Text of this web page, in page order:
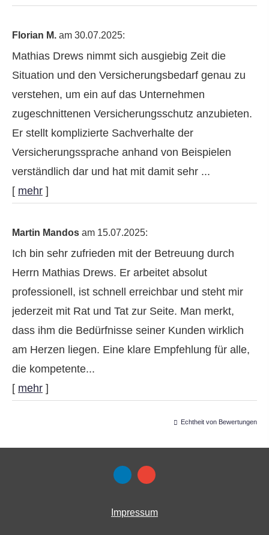
Florian M. am 30.07.2025:
Mathias Drews nimmt sich ausgiebig Zeit die
Situation und den Versicherungsbedarf genau zu
verstehen, um ein auf das Unternehmen
zugeschnittenen Versicherungsschutz anzubieten.
Er stellt komplizierte Sachverhalte der
Versicherungssprache anhand von Beispielen
verständlich dar und hat mit damit sehr ...
[ mehr ]
Martin Mandos am 15.07.2025:
Ich bin sehr zufrieden mit der Betreuung durch
Herrn Mathias Drews. Er arbeitet absolut
professionell, ist schnell erreichbar und steht mir
jederzeit mit Rat und Tat zur Seite. Man merkt,
dass ihm die Bedürfnisse seiner Kunden wirklich
am Herzen liegen. Eine klare Empfehlung für alle,
die kompetente...
[ mehr ]
Echtheit von Bewertungen
Impressum